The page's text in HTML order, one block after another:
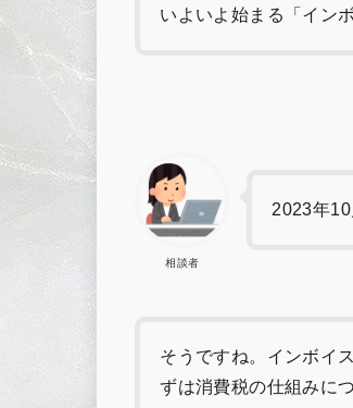
いよいよ始まる「イン
相談者
2023年
そうですね。インボイ
ずは消費税の仕組みに